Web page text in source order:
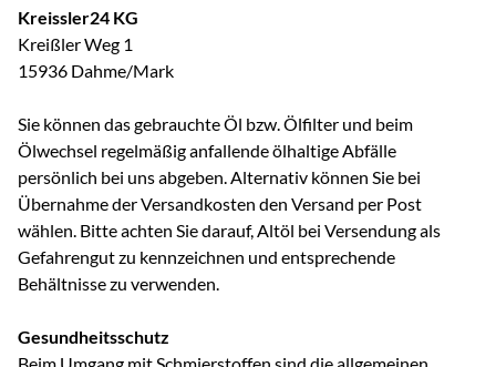
Kreissler24 KG
Kreißler Weg 1
15936 Dahme/Mark
Sie können das gebrauchte Öl bzw. Ölfilter und beim
Ölwechsel regelmäßig anfallende ölhaltige Abfälle
persönlich bei uns abgeben. Alternativ können Sie bei
Übernahme der Versandkosten den Versand per Post
wählen. Bitte achten Sie darauf, Altöl bei Versendung als
Gefahrengut zu kennzeichnen und entsprechende
Behältnisse zu verwenden.
Gesundheitsschutz